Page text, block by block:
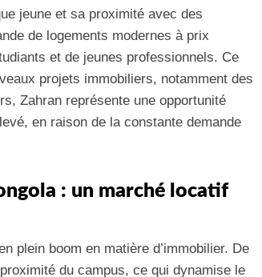
jeune et sa proximité avec des
de logements modernes à prix
et de jeunes professionnels. Ce
projets immobiliers, notamment des
Zahran représente une opportunité
en raison de la constante demande
: un marché locatif
plein boom en matière d’immobilier. De
du campus, ce qui dynamise le